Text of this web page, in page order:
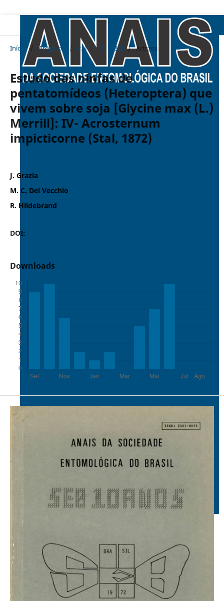
Início / Arquivos / v. 11 n. 2 (1982) / Artigos
Estudo das ninfas de
pentatomídeos (Heteroptera) que
vivem sobre soja [Glycine max (L.)
Merrill]: IV- Acrosternum
impicticorne (Stal, 1872)
J. Grazia
M. C. Del Vecchio
R. Hildebrand
DOI:
Downloads